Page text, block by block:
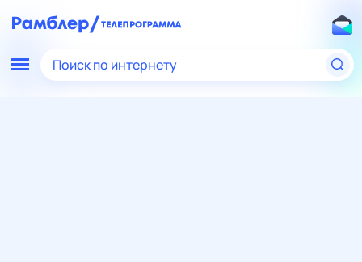
Поиск по интернету